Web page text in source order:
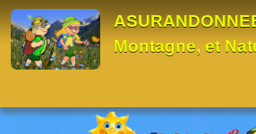
Montagne, et
Panneau de gestion des cookies